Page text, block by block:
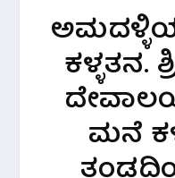
ಕಳ್ಳತನ.
ಮನೆ